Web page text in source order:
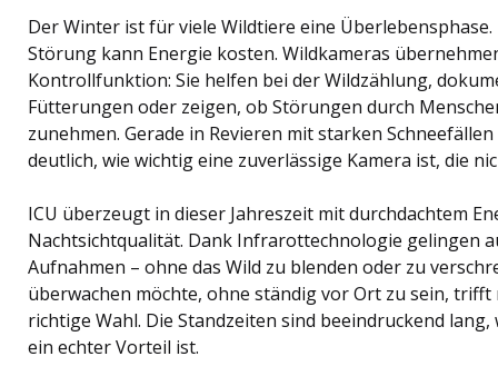
Der Winter ist für viele Wildtiere eine
Störung kann Energie kosten. Wildkameras
Kontrollfunktion: Sie helfen bei der Wildzählung,
Fütterungen oder zeigen, ob Störungen durch
zunehmen. Gerade in Revieren mit starken
deutlich, wie wichtig eine zuverlässige Kamera ist, die
ICU überzeugt in dieser Jahreszeit mit durchdachtem
Nachtsichtqualität. Dank Infrarottechnologie gelingen
Aufnahmen – ohne das Wild zu blenden oder zu
überwachen möchte, ohne ständig vor Ort zu sein, trifft
richtige Wahl. Die Standzeiten sind beeindruckend
ein echter Vorteil ist.